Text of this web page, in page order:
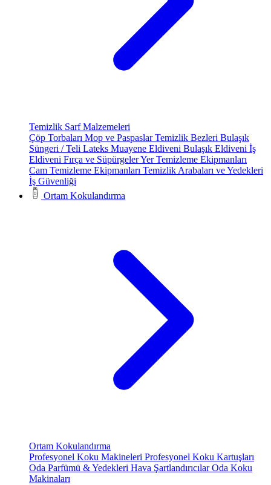
Temizlik Sarf Malzemeleri
Çöp Torbaları Mop ve PaspaslarTemizlik Bezleri Bulaşık
Süngeri / Teli Lateks Muayene Eldiveni Bulaşık Eldiveni İş
Eldiveni Fırça ve SüpürgelerYer Temizleme Ekipmanları
Cam Temizleme Ekipmanları Temizlik Arabaları ve Yedekleri
İş Güvenliği
Ortam Kokulandırma
Ortam Kokulandırma
Profesyonel Koku Makineleri Profesyonel Koku Kartuşları
Oda Parfümü & Yedekleri Hava ŞartlandırıcılarOda Koku
Makinaları